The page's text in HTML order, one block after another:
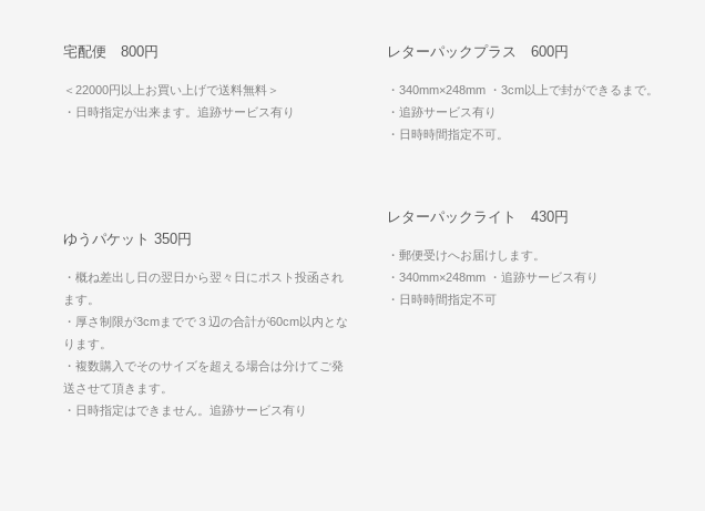
宅配便 800円
＜22000円以上お買い上げで送料無料＞
・日時指定が出来ます。追跡サービス有り
レターパックプラス 600円
・340mm×248mm・3cm以上で封ができるまで。
・追跡サービス有り
・日時時間指定不可。
レターパックライト 430円
・郵便受けへお届けします。
・340mm×248mm・追跡サービス有り
・日時時間指定不可
ゆうパケット 350円
・概ね差出し日の翌日から翌々日にポスト投函され
ます。
・厚さ制限が3cmまでで３辺の合計が60cm以内とな
ります。
・複数購入でそのサイズを超える場合は分けてご発
送させて頂きます。
・日時指定はできません。追跡サービス有り